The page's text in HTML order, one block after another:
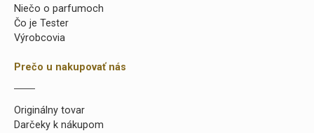
Niečo o parfumoch
Čo je Tester
Výrobcovia
Prečo u nakupovať nás
Originálny tovar
Darčeky k nákupom